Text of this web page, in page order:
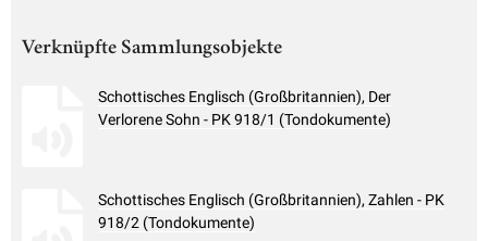
Verknüpfte Sammlungsobjekte
Schottisches Englisch (Großbritannien), Der
Verlorene Sohn - PK 918/1 (Tondokumente)
Schottisches Englisch (Großbritannien), Zahlen - PK
918/2 (Tondokumente)